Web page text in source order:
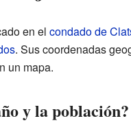
en el condado de
. Sus coordenadas
un mapa.
y la población?